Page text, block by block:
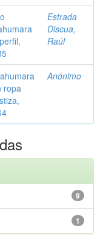
Estrada
Discua,
Raúl
ropa
Anónimo
9
1